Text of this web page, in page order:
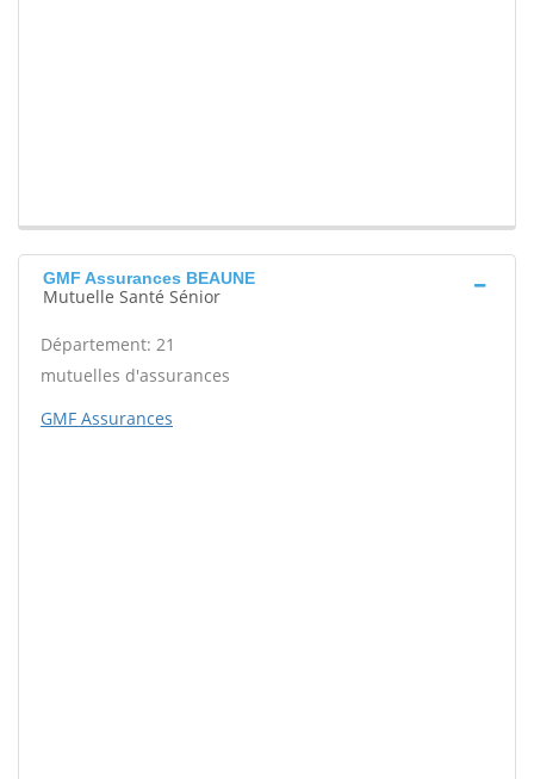
GMF Assurances BEAUNE
Mutuelle Santé Sénior
Département: 21
mutuelles d'assurances
GMF Assurances